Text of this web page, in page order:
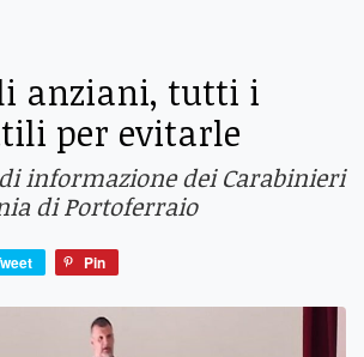
anziani, tutti i
per evitarle
informazione dei Carabinieri
di Portoferraio
Pin